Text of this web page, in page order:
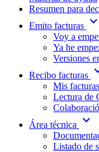
Resumen para
Emito facturas expand_more
Voy a
Ya he
Versiones
Recibo facturas
Mis facturas
Lectura de
Área técnica
expand_more
Listado de